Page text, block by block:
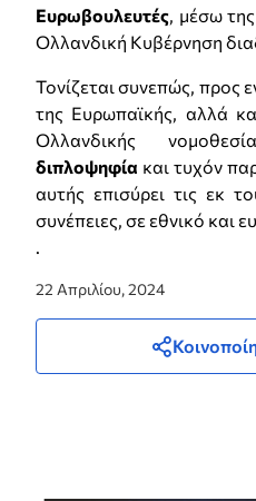
Ευρωβουλευτές, μέσω
Ολλανδική Κυβέρνηση
Τονίζεται συνεπώς, προς
της Ευρωπαϊκής, αλλά
Ολλανδικής
διπλοψηφία και τυχόν
αυτής επισύρει τις εκ
συνέπειες, σε εθνικό και
.
22 Απριλίου, 2024